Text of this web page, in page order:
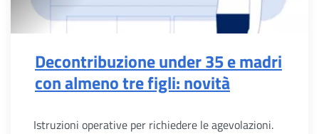
Decontribuzione under 35 e madri
con almeno tre figli: novità
Istruzioni operative per richiedere le agevolazioni.